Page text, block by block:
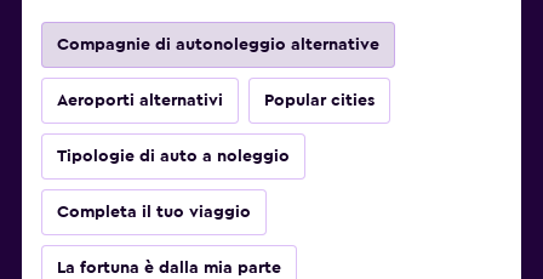
Compagnie di autonoleggio alternative
Aeroporti alternativi Popular cities
Tipologie di auto a noleggio
Completa il tuo viaggio
La fortuna è dalla mia parte